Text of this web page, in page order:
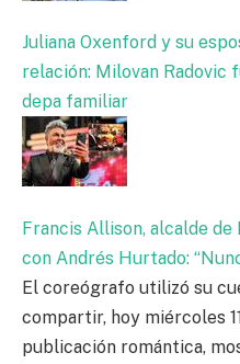
Juliana Oxenford y su
relación: Milovan Radovic
depa familiar
Francis Allison, alcalde de
con Andrés Hurtado:
El coreógrafo utilizó su
compartir, hoy miércoles
publicación romántica,